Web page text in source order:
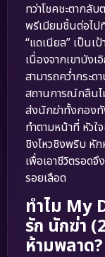
ทว่าโชคชะตากลั
พรีเมียมชิ้นต่อไป
“แดเนียล” เป็นเ
เนื่องจากเขาบัง
สามารถคว่ำกระ
สถานการณ์กลืนไ
ส่งนักฆ่าทั้งกองทั
ทำตามหน้าที่ หัวใ
ชิงไหวชิงพริบ หั
เพื่อเอาชีวิตรอด
รอยเลือด
ทำไม My
รัก นักฆ่า
ห้ามพลาด?